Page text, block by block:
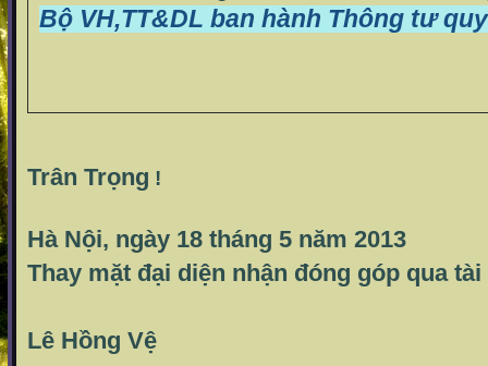
Bộ VH,TT&DL ban hành Thông tư
Trân Trọng !
Hà Nội, ngày 18 tháng 5 năm 2013
Thay mặt đại diện nhận đóng góp qua
Lê Hồng Vệ